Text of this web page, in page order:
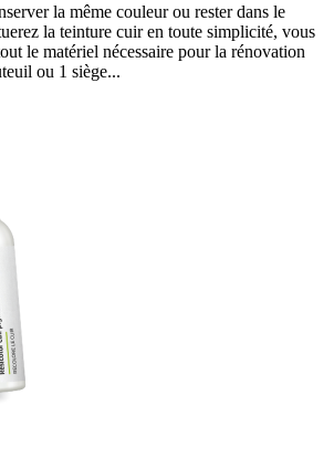
la même couleur ou rester dans le
la teinture cuir en toute simplicité, vous
le matériel nécessaire pour la rénovation
ou 1 siège...